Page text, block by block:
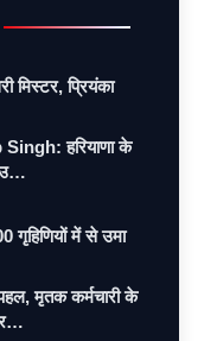
मिस्टर, प्रियंका
हरियाणा के
उ…
गृहिणियों में से उमा
मृतक कर्मचारी के